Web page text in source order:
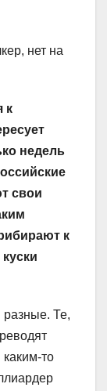
нет на
к
недель
свои
к
Те,
то